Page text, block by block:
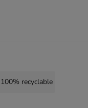
100% recyclable